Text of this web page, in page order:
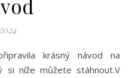
si níže můžete stáhnout.V